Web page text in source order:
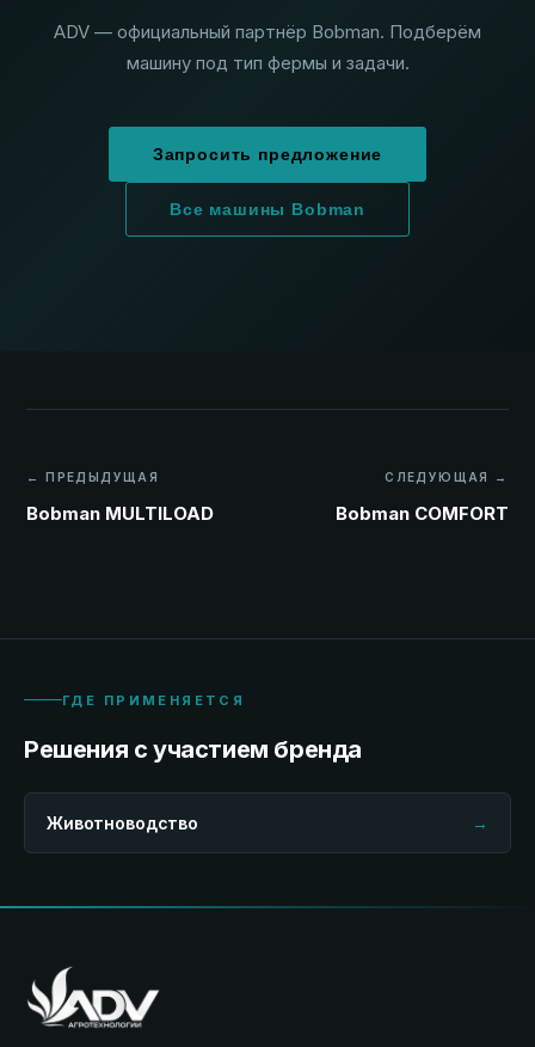
ADV — официальный партнёр Bobman. Подберём
машину под тип фермы и задачи.
Запросить предложение
Все машины Bobman
← ПРЕДЫДУЩАЯ
Bobman MULTILOAD
СЛЕДУЮЩАЯ →
Bobman COMFORT
ГДЕ ПРИМЕНЯЕТСЯ
Решения с участием бренда
Животноводство →